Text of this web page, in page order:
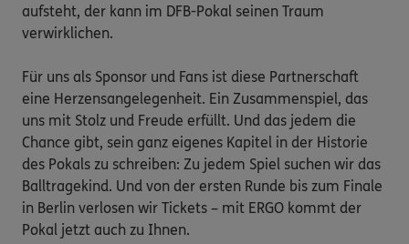
aufsteht, der kann im DFB-Pokal seinen Traum
verwirklichen.
Für uns als Sponsor und Fans ist diese Partnerschaft
eine Herzensangelegenheit. Ein Zusammenspiel, das
uns mit Stolz und Freude erfüllt. Und das jedem die
Chance gibt, sein ganz eigenes Kapitel in der Historie
des Pokals zu schreiben: Zu jedem Spiel suchen wir das
Balltragekind. Und von der ersten Runde bis zum Finale
in Berlin verlosen wir Tickets – mit ERGO kommt der
Pokal jetzt auch zu Ihnen.